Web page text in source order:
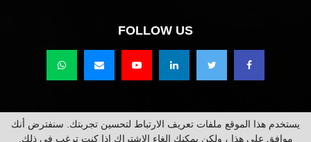
FOLLOW US
حقوق النشر محفوظة @2021 عرب برينور Arabpreneur.
يستخدم هذا الموقع ملفات تعريف الارتباط لتحسين تجربتك. سنفترض أنك
موافق على هذا ، ولكن يمكنك إلغاء الاشتراك إذا كنت ترغب في ذلك.